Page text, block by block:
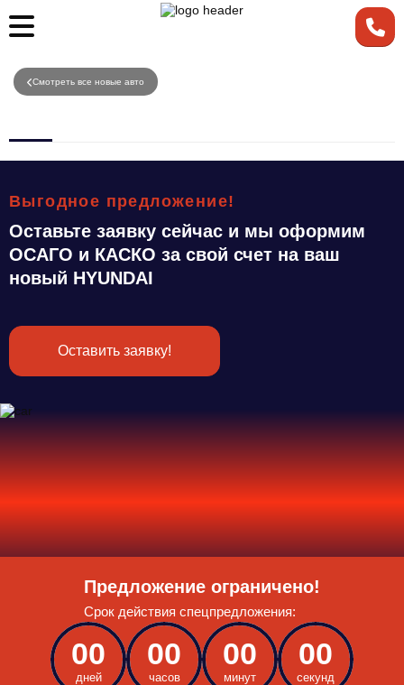
Смотреть все новые авто
Выгодное предложение!
Оставьте заявку сейчас и мы оформим
ОСАГО и КАСКО за свой счет на ваш
новый HYUNDAI
Оставить заявку!
Предложение ограничено!
Срок действия спецпредложения:
00
дней
00
часов
00
минут
00
секунд